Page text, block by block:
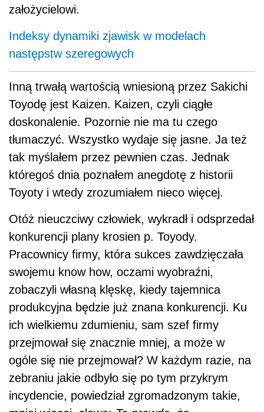
założycielowi.
Indeksy dynamiki zjawisk w modelach
następstw szeregowych
Inną trwałą wartością wniesioną przez Sakichi
Toyodę jest Kaizen. Kaizen, czyli ciągłe
doskonalenie. Pozornie nie ma tu czego
tłumaczyć. Wszystko wydaje się jasne. Ja też
tak myślałem przez pewnien czas. Jednak
któregoś dnia poznałem anegdotę z historii
Toyoty i wtedy zrozumiałem nieco więcej.
Otóż nieuczciwy człowiek, wykradł i odsprzedał
konkurencji plany krosien p. Toyody.
Pracownicy firmy, która sukces zawdzięczała
swojemu know how, oczami wyobraźni,
zobaczyli własną klęskę, kiedy tajemnica
produkcyjna będzie już znana konkurencji. Ku
ich wielkiemu zdumieniu, sam szef firmy
przejmował się znacznie mniej, a może w
ogóle się nie przejmował? W każdym razie, na
zebraniu jakie odbyło się po tym przykrym
incydencie, powiedział zgromadzonym takie,